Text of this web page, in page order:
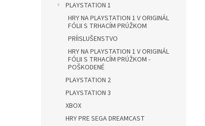
PLAYSTATION 1
HRY NA PLAYSTATION 1 V ORIGINÁL
FÓLII S TRHACÍM PRÚŽKOM
PRÍISLUŠENSTVO
HRY NA PLAYSTATION 1 V ORIGINÁL
FÓLII S TRHACÍM PRÚŽKOM -
POŠKODENÉ
PLAYSTATION 2
PLAYSTATION 3
XBOX
HRY PRE SEGA DREAMCAST